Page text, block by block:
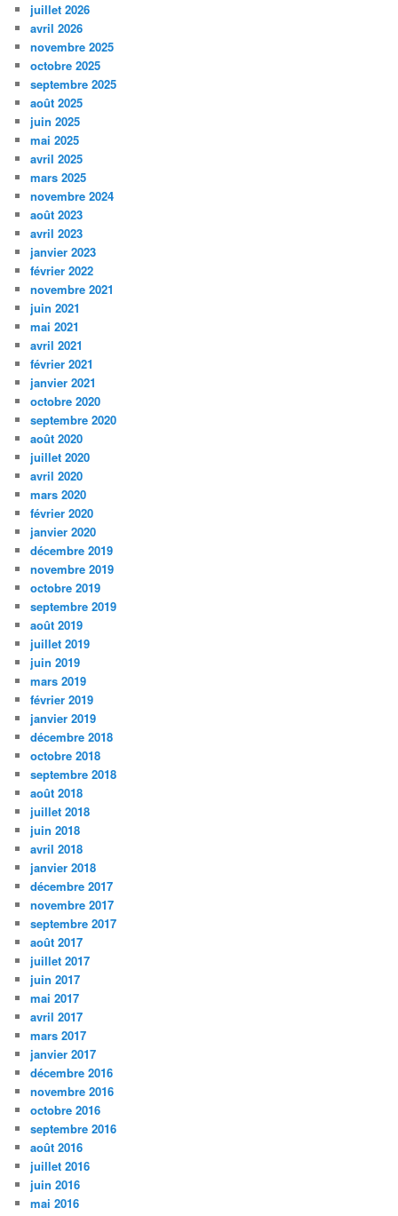
juillet 2026
avril 2026
novembre 2025
octobre 2025
septembre 2025
août 2025
juin 2025
mai 2025
avril 2025
mars 2025
novembre 2024
août 2023
avril 2023
janvier 2023
février 2022
novembre 2021
juin 2021
mai 2021
avril 2021
février 2021
janvier 2021
octobre 2020
septembre 2020
août 2020
juillet 2020
avril 2020
mars 2020
février 2020
janvier 2020
décembre 2019
novembre 2019
octobre 2019
septembre 2019
août 2019
juillet 2019
juin 2019
mars 2019
février 2019
janvier 2019
décembre 2018
octobre 2018
septembre 2018
août 2018
juillet 2018
juin 2018
avril 2018
janvier 2018
décembre 2017
novembre 2017
septembre 2017
août 2017
juillet 2017
juin 2017
mai 2017
avril 2017
mars 2017
janvier 2017
décembre 2016
novembre 2016
octobre 2016
septembre 2016
août 2016
juillet 2016
juin 2016
mai 2016